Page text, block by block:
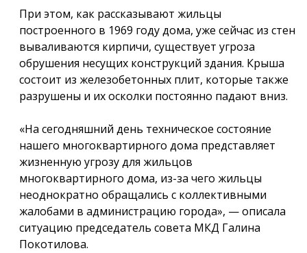
При этом, как рассказывают жильцы
построенного в 1969 году дома, уже сейчас из стен
вываливаются кирпичи, существует угроза
обрушения несущих конструкций здания. Крыша
состоит из железобетонных плит, которые также
разрушены и их осколки постоянно падают вниз.
«На сегодняшний день техническое состояние
нашего многоквартирного дома представляет
жизненную угрозу для жильцов
многоквартирного дома, из-за чего жильцы
неоднократно обращались с коллективными
жалобами в администрацию города», — описала
ситуацию председатель совета МКД Галина
Покотилова.